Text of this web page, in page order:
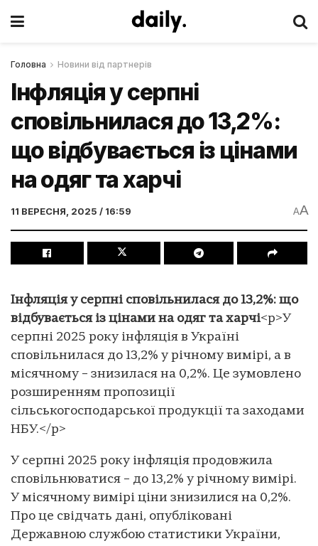
Головна Новини від партнерів
Інфляція у серпні
сповільнилася до 13,2%:
що відбувається із цінами
на одяг та харчі
11 ВЕРЕСНЯ, 2025 / 16:59 AA
Інфляція у серпні сповільнилася до 13,2%: що
відбувається із цінами на одяг та харчі<p>У
серпні 2025 року інфляція в Україні
сповільнилася до 13,2% у річному вимірі, а в
місячному – знизилася на 0,2%. Це зумовлено
розширенням пропозиції
сільськогосподарської продукції та заходами
НБУ.</p>
У серпні 2025 року інфляція продовжила
сповільнюватися – до 13,2% у річному вимірі.
У місячному вимірі ціни знизилися на 0,2%.
Про це свідчать дані, опубліковані
Державною службою статистики України,